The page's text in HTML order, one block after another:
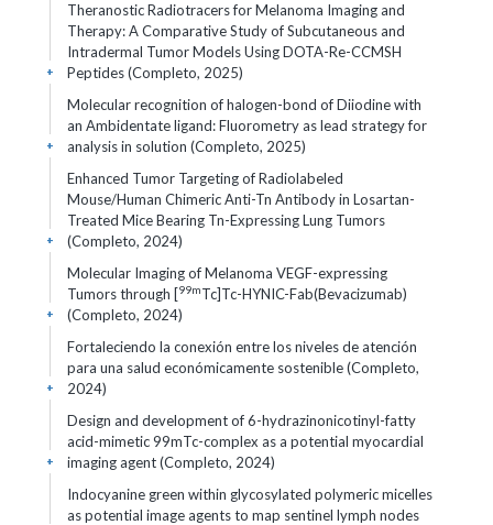
Theranostic Radiotracers for Melanoma Imaging and
Therapy: A Comparative Study of Subcutaneous and
Intradermal Tumor Models Using DOTA-Re-CCMSH
Peptides (Completo, 2025)
+
Molecular recognition of halogen-bond of Diiodine with
an Ambidentate ligand: Fluorometry as lead strategy for
analysis in solution (Completo, 2025)
+
Enhanced Tumor Targeting of Radiolabeled
Mouse/Human Chimeric Anti-Tn Antibody in Losartan-
Treated Mice Bearing Tn-Expressing Lung Tumors
(Completo, 2024)
+
Molecular Imaging of Melanoma VEGF-expressing
Tumors through [99mTc]Tc-HYNIC-Fab(Bevacizumab)
(Completo, 2024)
+
Fortaleciendo la conexión entre los niveles de atención
para una salud económicamente sostenible (Completo,
2024)
+
Design and development of 6-hydrazinonicotinyl-fatty
acid-mimetic 99mTc-complex as a potential myocardial
imaging agent (Completo, 2024)
+
Indocyanine green within glycosylated polymeric micelles
as potential image agents to map sentinel lymph nodes